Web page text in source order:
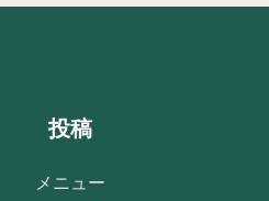
投稿
メニュー